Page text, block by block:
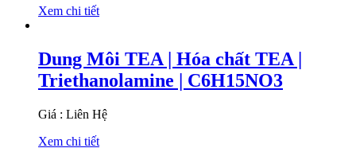
Xem chi tiết
Dung Môi TEA | Hóa chất TEA |
Triethanolamine | C6H15NO3
Giá : Liên Hệ
Xem chi tiết